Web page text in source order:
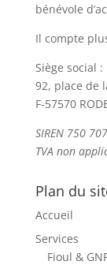
bénévole
Il compte
Siège social :
92, place de
F-57570
SIREN 750
TVA non
Plan du
Accueil
Services
Fioul &